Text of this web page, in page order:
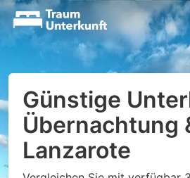
Günstige
Übernachtung
Lanzarote